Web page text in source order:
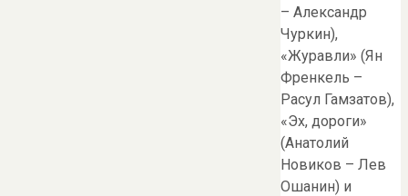
– Александр
Чуркин),
«Журавли» (Ян
Френкель –
Расул Гамзатов),
«Эх, дороги»
(Анатолий
Новиков – Лев
Ошанин) и